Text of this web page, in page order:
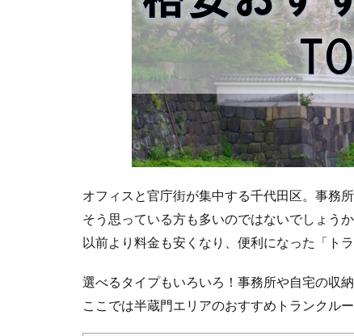
オフィスと官庁街が集中する千代田区。事務
そう思っている方も多いのではないでしょうか
以前より料金も安くなり、便利になった「ト
選べるタイプもいろいろ！事務所や自宅の収
ここでは半蔵門エリアのおすすめトランクルー